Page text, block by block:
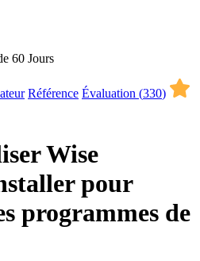
60 Jours
Référence Évaluation (330)
Wise
pour
programmes de